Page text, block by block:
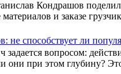
Кондрашов
и заказе
способствует ли
вопросом:
они при этом глубину?